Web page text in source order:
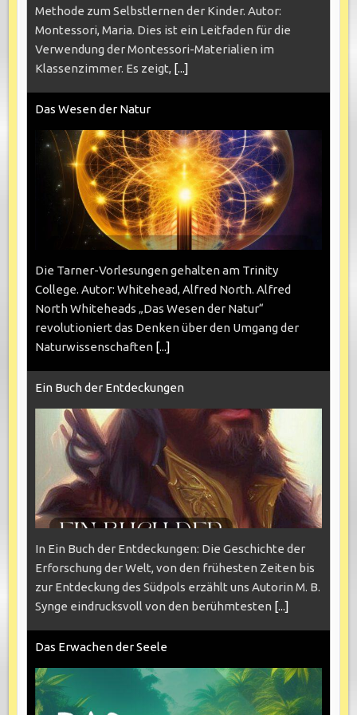
Methode zum Selbstlernen der Kinder. Autor:
Montessori, Maria. Dies ist ein Leitfaden für die
Verwendung der Montessori-Materialien im
Klassenzimmer. Es zeigt, [...]
Das Wesen der Natur
Die Tarner-Vorlesungen gehalten am Trinity
College. Autor: Whitehead, Alfred North. Alfred
North Whiteheads „Das Wesen der Natur“
revolutioniert das Denken über den Umgang der
Naturwissenschaften [...]
Ein Buch der Entdeckungen
In Ein Buch der Entdeckungen: Die Geschichte der
Erforschung der Welt, von den frühesten Zeiten bis
zur Entdeckung des Südpols erzählt uns Autorin M. B.
Synge eindrucksvoll von den berühmtesten [...]
Das Erwachen der Seele